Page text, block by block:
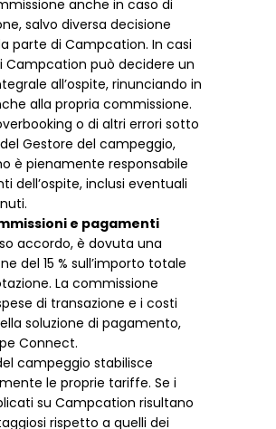
anche in caso di
salvo diversa decisione
parte di Campcation. In casi
Campcation può decidere un
all’ospite, rinunciando in
alla propria commissione.
o di altri errori sotto
Gestore del campeggio,
è pienamente responsabile
dell’ospite, inclusi eventuali
e pagamenti
accordo, è dovuta una
del 15 % sull’importo totale
La commissione
di transazione e i costi
soluzione di pagamento,
Connect.
campeggio stabilisce
le proprie tariffe. Se i
su Campcation risultano
rispetto a quelli dei